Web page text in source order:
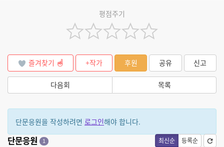
평점주기
즐겨찾기 +작가 후원 공유 신고
다음회 목록
단문응원을 작성하려면 로그인해야 합니다.
최신순 등록순
단문응원 1